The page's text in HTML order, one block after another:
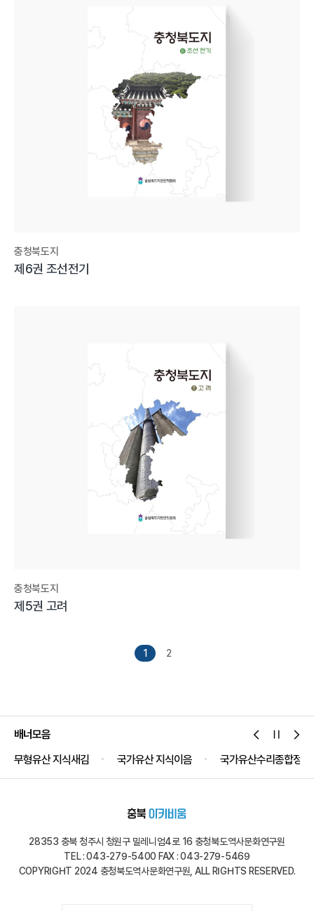
충청북도지
제6권 조선전기
충청북도지
제5권 고려
1 2
배너모음
무형유산 지식새김
국가유산 지식이음 국가유산수리종합정보
28353 충북 청주시 청원구 밀레니엄4로 16 충청북도역사문화연구원
TEL : 043-279-5400 FAX : 043-279-5469
COPYRIGHT 2024 충청북도역사문화연구원, ALL RIGHTS RESERVED.